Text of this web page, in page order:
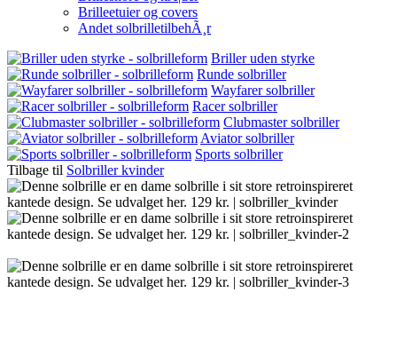
Brilleetuier og covers
Andet solbrilletilbehÃ¸r
Briller uden styrke
Runde solbriller
Wayfarer solbriller
Racer solbriller
Clubmaster solbriller
Aviator solbriller
Sports solbriller
Tilbage til Solbriller kvinder